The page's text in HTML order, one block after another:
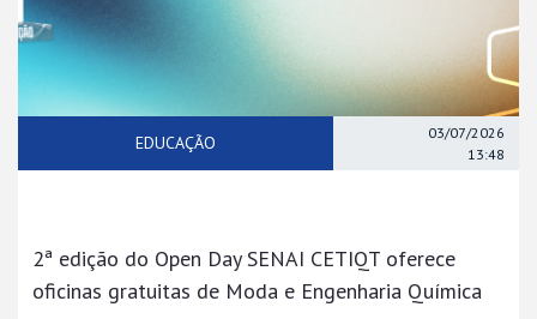
EDUCAÇÃO
03/07/2026
13:48
2ª edição do Open Day SENAI CETIQT oferece
oficinas gratuitas de Moda e Engenharia Química